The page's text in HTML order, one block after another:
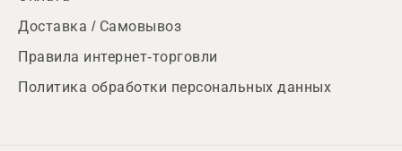
Доставка / Самовывоз
Правила интернет-торговли
Политика обработки персональных данных